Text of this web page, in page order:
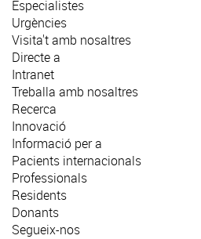
Especialistes
Urgències
Visita't amb nosaltres
Directe a
Intranet
Treballa amb nosaltres
Recerca
Innovació
Informació per a
Pacients internacionals
Professionals
Residents
Donants
Segueix-nos